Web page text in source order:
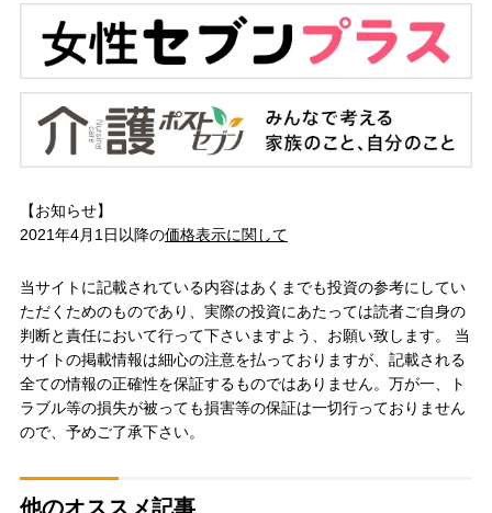
【お知らせ】
2021年4月1日以降の価格表示に関して
当サイトに記載されている内容はあくまでも投資の参考にしてい
ただくためのものであり、実際の投資にあたっては読者ご自身の
判断と責任において行って下さいますよう、お願い致します。 当
サイトの掲載情報は細心の注意を払っておりますが、記載される
全ての情報の正確性を保証するものではありません。万が一、ト
ラブル等の損失が被っても損害等の保証は一切行っておりません
ので、予めご了承下さい。
他のオススメ記事